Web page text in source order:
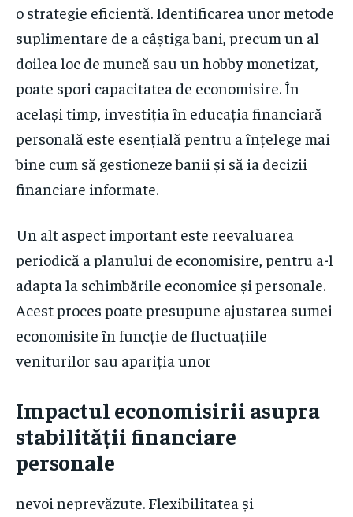
o strategie eficientă. Identificarea unor metode
suplimentare de a câștiga bani, precum un al
doilea loc de muncă sau un hobby monetizat,
poate spori capacitatea de economisire. În
același timp, investiția în educația financiară
personală este esențială pentru a înțelege mai
bine cum să gestioneze banii și să ia decizii
financiare informate.
Un alt aspect important este reevaluarea
periodică a planului de economisire, pentru a-l
adapta la schimbările economice și personale.
Acest proces poate presupune ajustarea sumei
economisite în funcție de fluctuațiile
veniturilor sau apariția unor
Impactul economisirii asupra
stabilității financiare
personale
nevoi neprevăzute. Flexibilitatea și